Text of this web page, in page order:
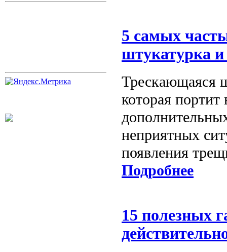
5 самых
штукатурка и
Трескающаяся
которая
неприятных
появления
Подробнее
15 полезных